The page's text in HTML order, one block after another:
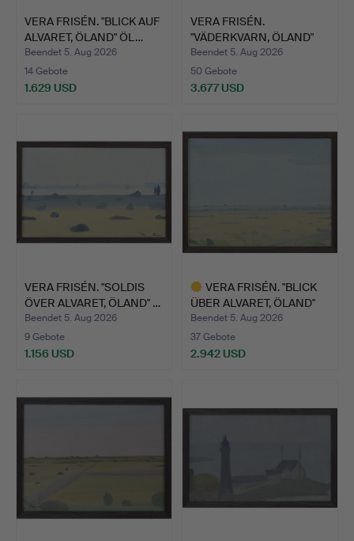
VERA FRISÉN. "BLICK AUF
ALVARET, ÖLAND" ÖL…
Beendet 5. Aug 2026
14 Gebote
1.629 USD
VERA FRISÉN.
"VÄDERKVARN, ÖLAND"
ÖL AUF LE…
Beendet 5. Aug 2026
50 Gebote
3.677 USD
VERA FRISÉN. "SOLDIS
ÖVER ALVARET, ÖLAND" …
Beendet 5. Aug 2026
9 Gebote
1.156 USD
VERA FRISÉN. "BLICK
ÜBER ALVARET, ÖLAND"
Ö…
Beendet 5. Aug 2026
37 Gebote
2.942 USD